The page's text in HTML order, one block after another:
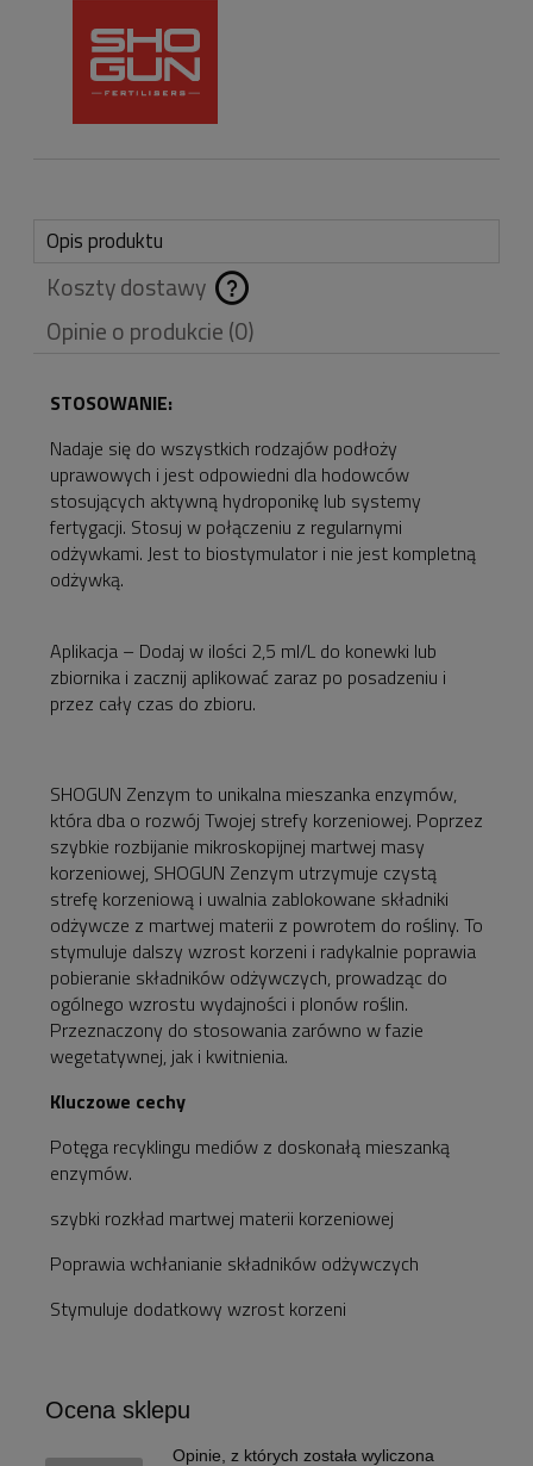
Opis produktu
Koszty dostawy
Cena nie zawiera
ewentualnych kosztów
płatności
Opinie o produkcie (0)
STOSOWANIE:
Nadaje się do wszystkich rodzajów podłoży
uprawowych i jest odpowiedni dla hodowców
stosujących aktywną hydroponikę lub systemy
fertygacji. Stosuj w połączeniu z regularnymi
odżywkami. Jest to biostymulator i nie jest kompletną
odżywką.
Aplikacja – Dodaj w ilości 2,5 ml/L do konewki lub
zbiornika i zacznij aplikować zaraz po posadzeniu i
przez cały czas do zbioru.
SHOGUN Zenzym to unikalna mieszanka enzymów,
która dba o rozwój Twojej strefy korzeniowej. Poprzez
szybkie rozbijanie mikroskopijnej martwej masy
korzeniowej, SHOGUN Zenzym utrzymuje czystą
strefę korzeniową i uwalnia zablokowane składniki
odżywcze z martwej materii z powrotem do rośliny. To
stymuluje dalszy wzrost korzeni i radykalnie poprawia
pobieranie składników odżywczych, prowadząc do
ogólnego wzrostu wydajności i plonów roślin.
Przeznaczony do stosowania zarówno w fazie
wegetatywnej, jak i kwitnienia.
Kluczowe cechy
Potęga recyklingu mediów z doskonałą mieszanką
enzymów.
szybki rozkład martwej materii korzeniowej
Poprawia wchłanianie składników odżywczych
Stymuluje dodatkowy wzrost korzeni
Ocena sklepu
Opinie, z których została wyliczona